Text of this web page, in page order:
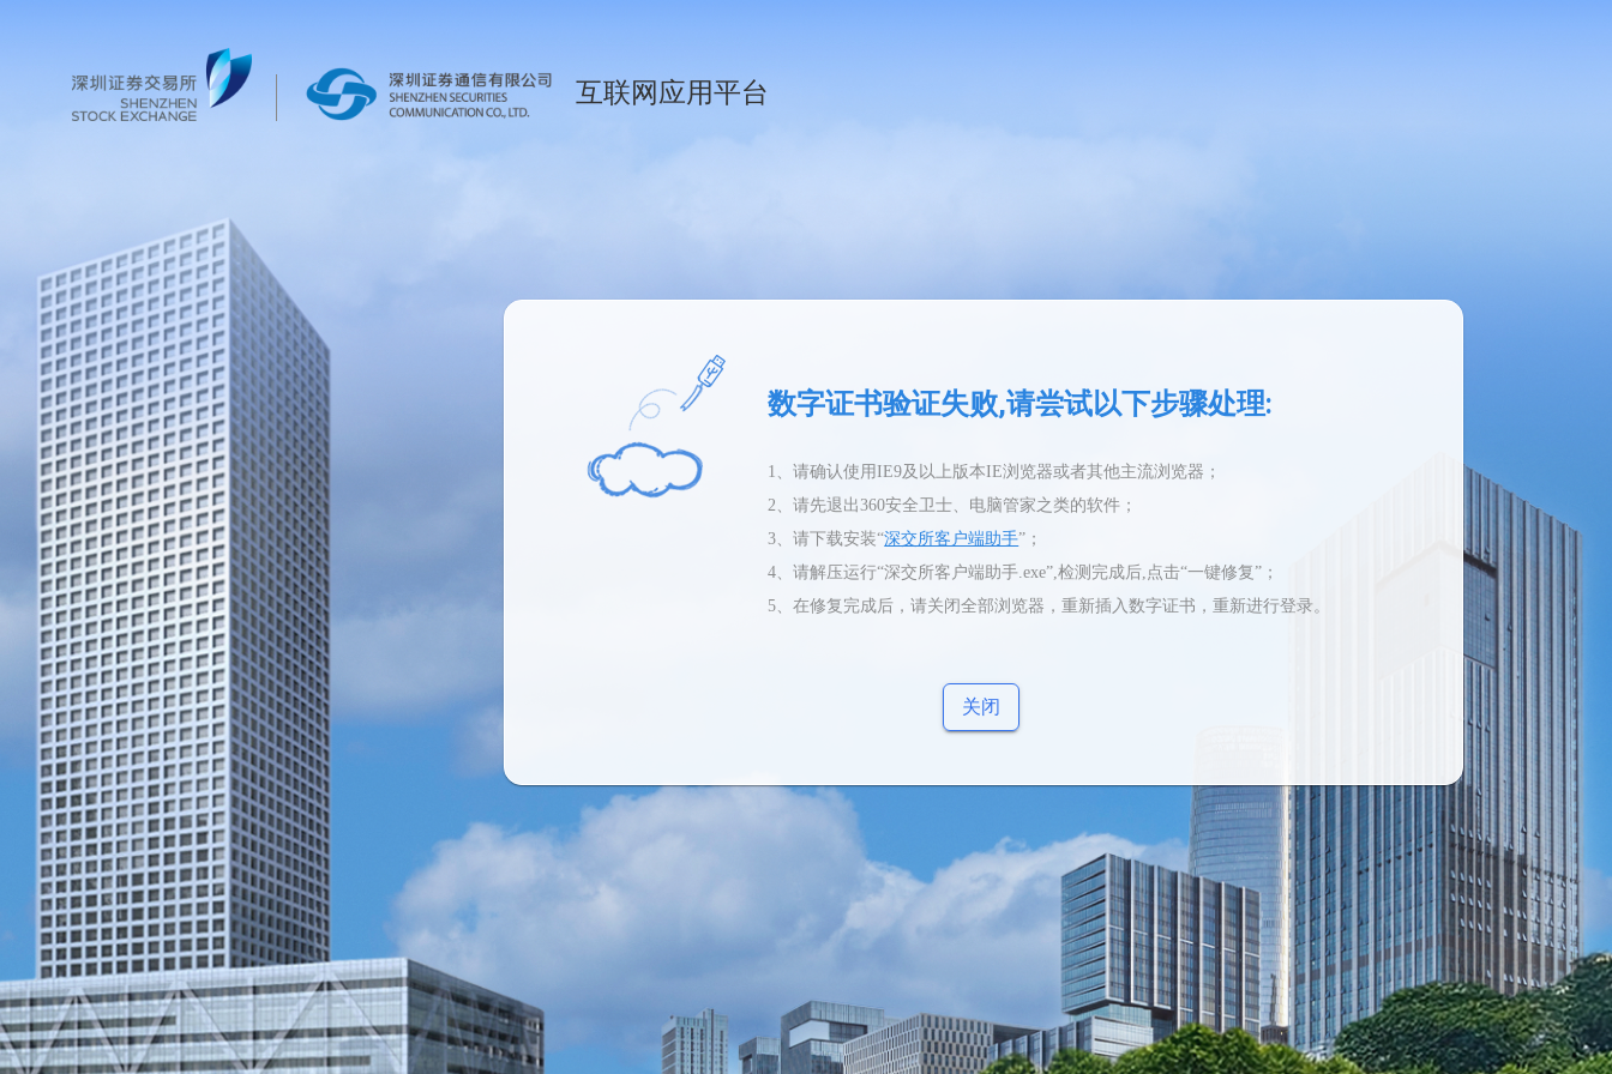
互联网应用平台
数字证书验证失败,请尝试以下步骤处理:
1、请确认使用IE9及以上版本IE浏览器或者其他主流浏览器；
2、请先退出360安全卫士、电脑管家之类的软件；
3、请下载安装“深交所客户端助手”；
4、请解压运行“深交所客户端助手.exe”,检测完成后,点击“一键修复”；
5、在修复完成后，请关闭全部浏览器，重新插入数字证书，重新进行登录。
关闭